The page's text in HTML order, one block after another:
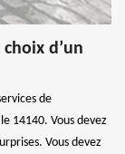
d’un
de
14140. Vous devez
Vous devez